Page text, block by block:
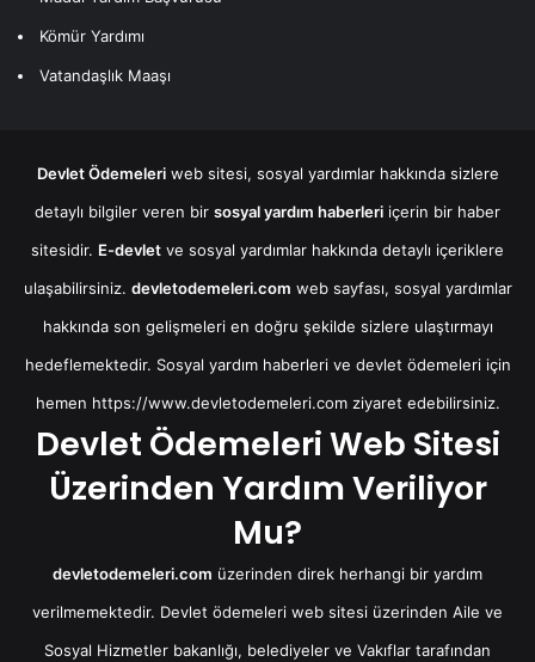
Kömür Yardımı
Vatandaşlık Maaşı
Devlet Ödemeleriweb sitesi, sosyal yardımlar hakkında sizlere
detaylı bilgiler veren bir sosyal yardım haberleri içerin bir haber
sitesidir. E-devlet ve sosyal yardımlar hakkında detaylı içeriklere
ulaşabilirsiniz. devletodemeleri.com web sayfası, sosyal yardımlar
hakkında son gelişmeleri en doğru şekilde sizlere ulaştırmayı
hedeflemektedir. Sosyal yardım haberleri ve devlet ödemeleri için
hemen https://www.devletodemeleri.comziyaret edebilirsiniz.
Devlet Ödemeleri Web Sitesi
Üzerinden Yardım Veriliyor
Mu?
devletodemeleri.com üzerinden direk herhangi bir yardım
verilmemektedir. Devlet ödemeleri web sitesi üzerinden Aile ve
Sosyal Hizmetler bakanlığı, belediyeler ve Vakıflar tarafından